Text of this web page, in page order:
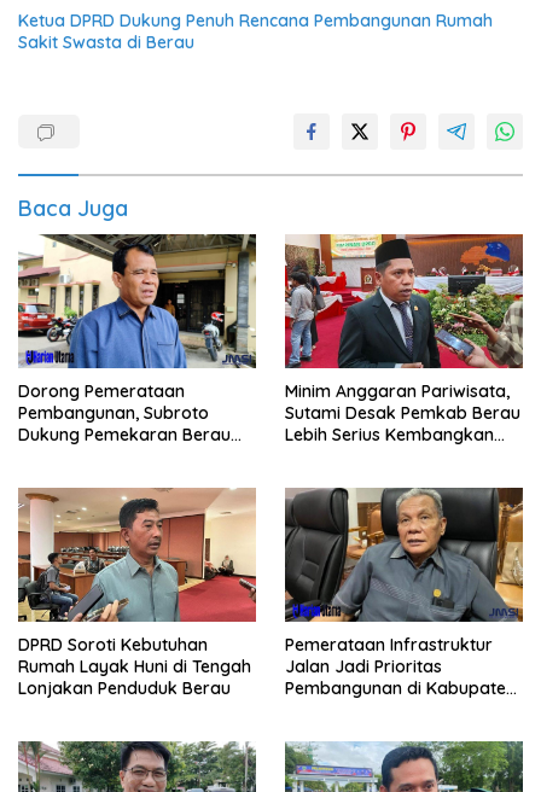
Ketua DPRD Dukung Penuh Rencana Pembangunan Rumah
Sakit Swasta di Berau
Baca Juga
Dorong Pemerataan
Pembangunan, Subroto
Dukung Pemekaran Berau
Minim Anggaran Pariwisata,
Sutami Desak Pemkab Berau
Lebih Serius Kembangkan
DPRD Soroti Kebutuhan
Rumah Layak Huni di Tengah
Lonjakan Penduduk Berau
Pemerataan Infrastruktur
Jalan Jadi Prioritas
Pembangunan di Kabupaten